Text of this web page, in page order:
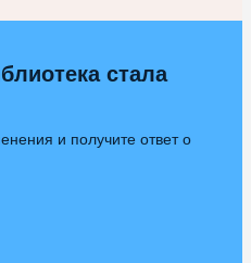
стала
и получите ответ о